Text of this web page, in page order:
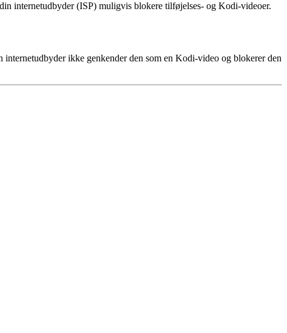
internetudbyder (ISP) muligvis blokere tilføjelses- og Kodi-videoer.
ikke genkender den som en Kodi-video og blokerer den